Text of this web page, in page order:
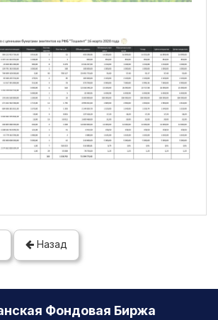
Назад
Фондовая Биржа